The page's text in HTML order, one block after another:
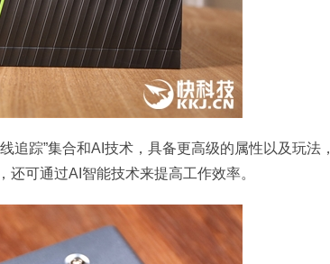
踪”集合和AI技术，具备更高级的属性以及玩法，
可通过AI智能技术来提高工作效率。